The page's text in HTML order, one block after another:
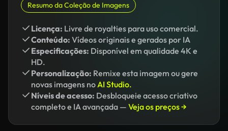
Resumo da Coleção de Imagens
Licença: Livre de royalties para uso comercial.
Conteúdo: Vídeos originais e gerados por IA
Especificações: Disponível em qualidade 4K e
HD.
Personalização: Remixe esta imagem ou gere
novas imagens noAI Studio.
Níveis de acesso: Desbloqueie acesso criativo
completo e IA avançada — Veja os preços →